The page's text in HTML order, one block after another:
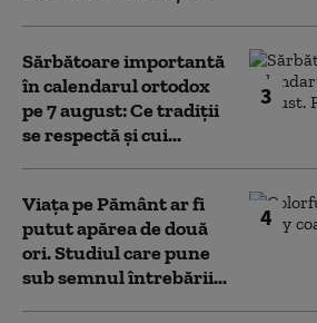
3
Sărbătoare importantă
în calendarul ortodox
pe 7 august: Ce tradiții
se respectă și cui...
4
Viața pe Pământ ar fi
putut apărea de două
ori. Studiul care pune
sub semnul întrebării...